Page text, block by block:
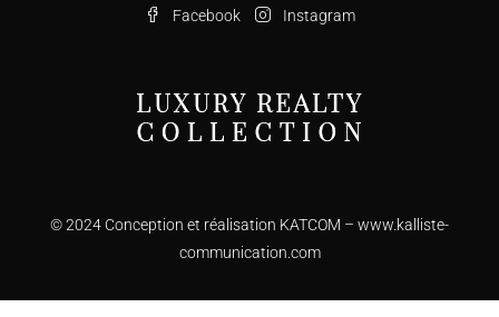
Facebook Instagram
© 2024 Conception et réalisation KATCOM – www.kalliste-
communication.com